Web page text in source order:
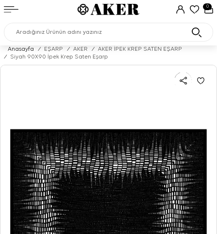
0
Anasayfa / EŞARP / AKER /
AKER İPEK KREP SATEN EŞARP
/
Siyah 90X90 İpek Krep Saten Eşarp